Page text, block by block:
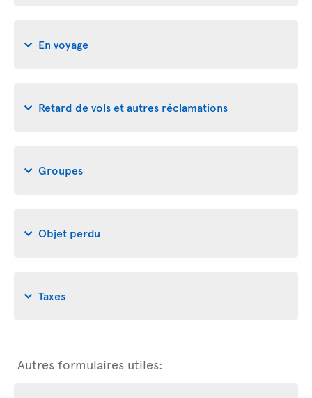
En voyage
Retard de vols et autres réclamations
Groupes
Objet perdu
Taxes
Autres formulaires utiles: